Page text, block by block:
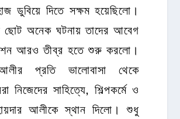
ডুবিয়ে দিতে সক্ষম হয়েছিলো।
অনেক ঘটনায় তাদের আবেগ
আরও তীব্র হতে শুরু করলো।
প্রতি ভালোবাসা থেকে
নিজেদের সাহিত্যে, শিল্পকর্মে ও
আলীকে স্থান দিলো। শুধু